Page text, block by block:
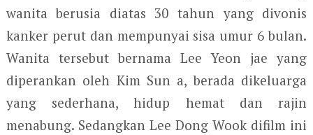
wanita berusia diatas 30 tahun yang divonis
kanker perut dan mempunyai sisa umur 6 bulan.
Wanita tersebut bernama Lee Yeon jae yang
diperankan oleh Kim Sun a, berada dikeluarga
yang sederhana, hidup hemat dan rajin
menabung. Sedangkan Lee Dong Wook difilm ini